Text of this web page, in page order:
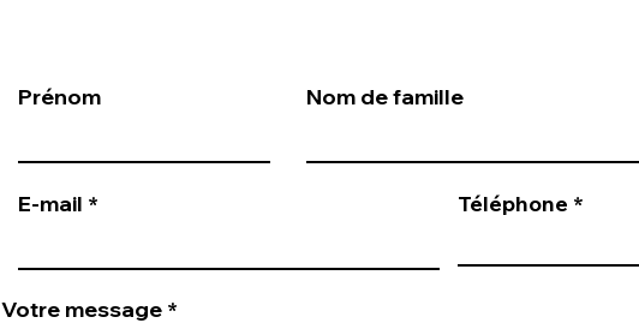
Prénom Nom de famille
E-mail Téléphone
Votre message